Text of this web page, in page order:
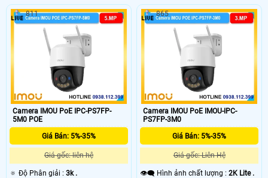
Camera IMOU PoE IPC-PS7FP-
5M0 POE
Giá Bán: 5%-35%
Giá gốc: liên hệ
🔅 Độ Phân giải : 3k .
811
Camera IMOU PoE IMOU-IPC-
PS7FP-3M0
Giá Bán: 5%-35%
Giá gốc: Liên Hệ
👁️‍🗨 Hình ảnh chất lượng :2K Lite .
865